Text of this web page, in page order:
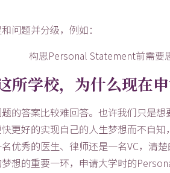
问题并分级，例如：
所学校，为什么现在申
的答案比较难回答。也许我们只是
更好的实现自己的人生梦想而不自
优秀的医生、律师还是一名VC，清
想的重要一环，申请大学时的